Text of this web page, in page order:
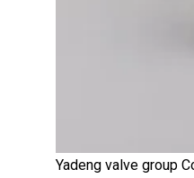
Yadeng valve group